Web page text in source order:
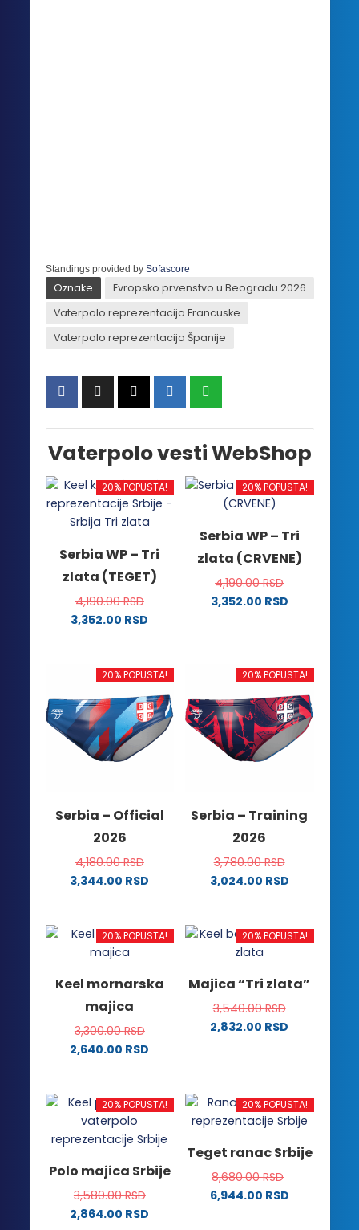
Standings provided by Sofascore
Oznake
Evropsko prvenstvo u Beogradu 2026
Vaterpolo reprezentacija Francuske
Vaterpolo reprezentacija Španije
Vaterpolo vesti WebShop
20% POPUSTA!
Serbia WP – Tri
zlata (TEGET)
4,190.00RSD
3,352.00 RSD
ima
varijanti.
Opcije
mogu
biti
stranici
proizvoda.
20% POPUSTA!
Serbia WP – Tri
zlata (CRVENE)
4,190.00RSD
3,352.00 RSD
više
varijanti.
Opcije
mogu
biti
izabrane
proizvoda.
20% POPUSTA!
Serbia – Official
2026
4,180.00RSD
3,344.00 RSD
ima
više
Opcije
mogu
biti
izabrane
proizvoda.
20% POPUSTA!
Serbia – Training
2026
3,780.00RSD
3,024.00 RSD
ima
više
Opcije
mogu
biti
proizvoda.
20% POPUSTA!
Keel mornarska
majica
3,300.00RSD
2,640.00 RSD
ima
više
varijanti.
mogu
biti
izabrane
20% POPUSTA!
Majica “Tri zlata”
3,540.00RSD
2,832.00 RSD
više
varijanti.
mogu
biti
izabrane
20% POPUSTA!
Polo majica Srbije
3,580.00RSD
2,864.00 RSD
20% POPUSTA!
Teget ranac Srbije
8,680.00RSD
6,944.00 RSD